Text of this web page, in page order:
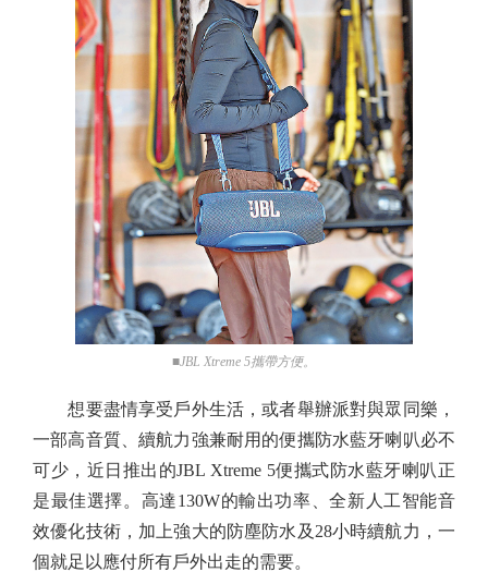
■JBL Xtreme 5攜帶方便。
想要盡情享受戶外生活，或者舉辦派對與眾同樂，
一部高音質、續航力強兼耐用的便攜防水藍牙喇叭必不
可少，近日推出的JBL Xtreme 5便攜式防水藍牙喇叭正
是最佳選擇。高達130W的輸出功率、全新人工智能音
效優化技術，加上強大的防塵防水及28小時續航力，一
個就足以應付所有戶外出走的需要。